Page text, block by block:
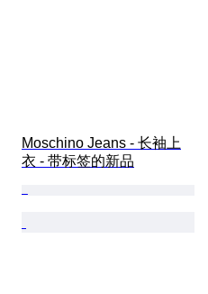
Moschino Jeans - 长袖上
衣 - 带标签的新品